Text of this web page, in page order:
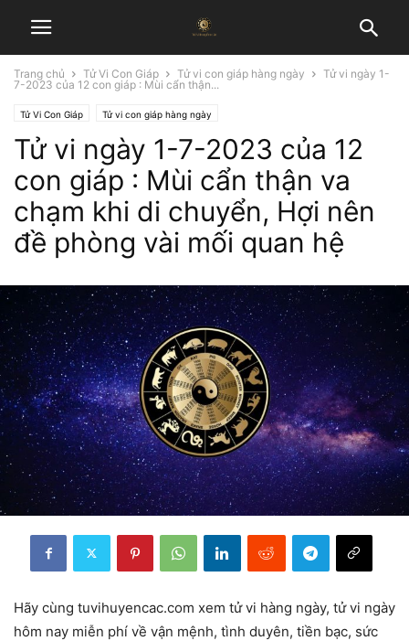
Trang chủ Tử Vi Con Giáp Tử vi con giáp hàng ngày
Tử vi ngày 1-
7-2023 của 12 con giáp : Mùi cẩn thận...
Tử Vi Con Giáp Tử vi con giáp hàng ngày
Tử vi ngày 1-7-2023 của 12
con giáp : Mùi cẩn thận va
chạm khi di chuyển, Hợi nên
đề phòng vài mối quan hệ
Hãy cùng tuvihuyencac.com xem tử vi hàng ngày, tử vi ngày
hôm nay miễn phí về vận mệnh, tình duyên, tiền bạc, sức